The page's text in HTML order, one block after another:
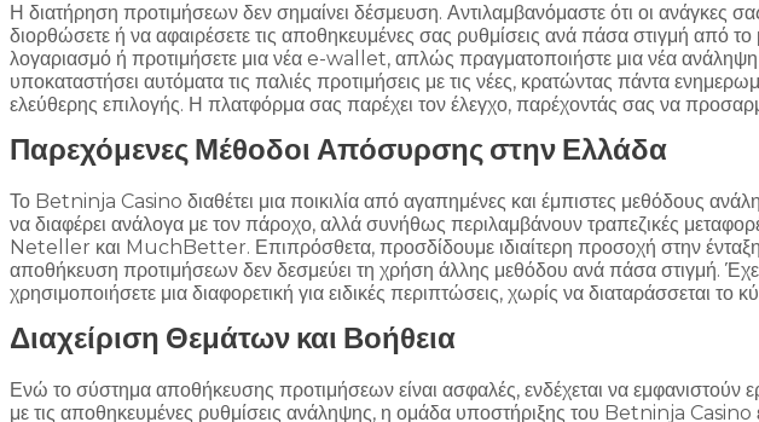
Η διατήρηση προτιμήσεων δεν σημαίνει δέσμευση. Αντιλαμβανόμαστε ότι οι ανάγκες
διορθώσετε ή να αφαιρέσετε τις αποθηκευμένες σας ρυθμίσεις ανά πάσα στιγμή από
λογαριασμό ή προτιμήσετε μια νέα e-wallet, απλώς πραγματοποιήστε μια νέα
υποκαταστήσει αυτόματα τις παλιές προτιμήσεις με τις νέες, κρατώντας πάντα
ελεύθερης επιλογής. Η πλατφόρμα σας παρέχει τον έλεγχο, παρέχοντάς σας να
Παρεχόμενες Μέθοδοι Απόσυρσης στην Ελλάδα
Το Betninja Casino διαθέτει μια ποικιλία από αγαπημένες και έμπιστες μεθόδους
να διαφέρει ανάλογα με τον πάροχο, αλλά συνήθως περιλαμβάνουν τραπεζικές
Neteller και MuchBetter. Επιπρόσθετα, προσδίδουμε ιδιαίτερη προσοχή στην ένταξη
αποθήκευση προτιμήσεων δεν δεσμεύει τη χρήση άλλης μεθόδου ανά πάσα στιγμή.
χρησιμοποιήσετε μια διαφορετική για ειδικές περιπτώσεις, χωρίς να διαταράσσεται
Διαχείριση Θεμάτων και Βοήθεια
Ενώ το σύστημα αποθήκευσης προτιμήσεων είναι ασφαλές, ενδέχεται να εμφανιστούν
με τις αποθηκευμένες ρυθμίσεις ανάληψης, η ομάδα υποστήριξης του Betninja